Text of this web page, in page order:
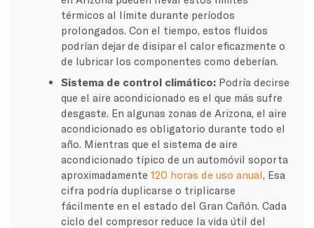
térmicos al límite durante períodos
prolongados. Con el tiempo, estos fluidos
podrían dejar de disipar el calor eficazmente o
de lubricar los componentes como deberían.
Sistema de control climático: Podría decirse
que el aire acondicionado es el que más sufre
desgaste. En algunas zonas de Arizona, el aire
acondicionado es obligatorio durante todo el
año. Mientras que el sistema de aire
acondicionado típico de un automóvil soporta
aproximadamente120 horas de uso anual, Esa
cifra podría duplicarse o triplicarse
fácilmente en el estado del Gran Cañón. Cada
ciclo del compresor reduce la vida útil del